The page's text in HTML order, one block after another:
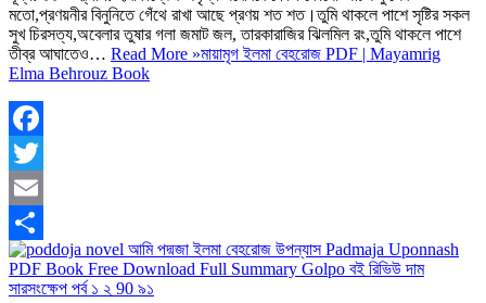
মতো,প্রণয়নীর বিনুনিতে গেঁথে রাখা আছে প্রণয় শত শত।তুমি থাকলে পাশে সৃষ্টির সকল
সুখ চিরসত্য,অবেলার তুষার গলা জমাট জল, তারকারাজির ঝিলমিল রং,তুমি থাকলে পাশে
তীব্র আঘাতেও… Read More »মায়ামৃগ ইলমা বেহরোজ PDF | Mayamrig
Elma Behrouz Book
Facebook
Twitter
Email
Share